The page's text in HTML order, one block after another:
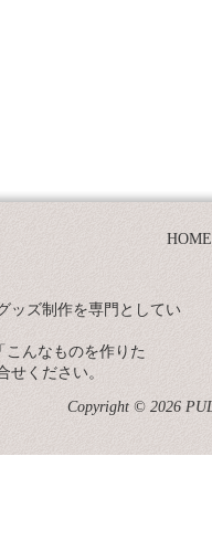
HOME
ッズ制作を専門としてい
こんなものを作りた
せください。
Copyright © 2026